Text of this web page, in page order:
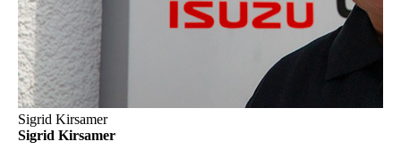
Sigrid Kirsamer
Sigrid Kirsamer